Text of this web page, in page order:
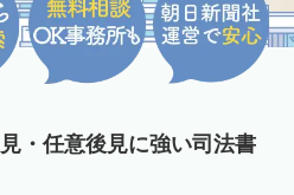
・任意後見に強い司法書